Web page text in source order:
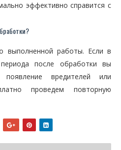
эффективно справится с
выполненной работы. Если в
после обработки вы
вредителей или
проведем повторную